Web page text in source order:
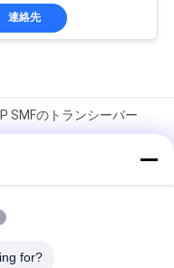
る
連絡先
SMFのトランシーバー
シーバーのホットプラ
モジュールHilink 100G
for?